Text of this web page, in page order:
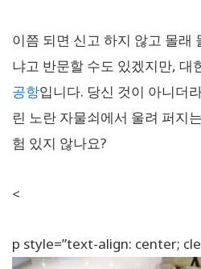
이쯤 되면 신고 하지 않고 몰래
냐고 반문할 수도 있겠지만, 대
공항입니다. 당신 것이 아니더
린 노란 자물쇠에서 울려 퍼지
험 있지 않나요?
<
p style=”text-align: center;